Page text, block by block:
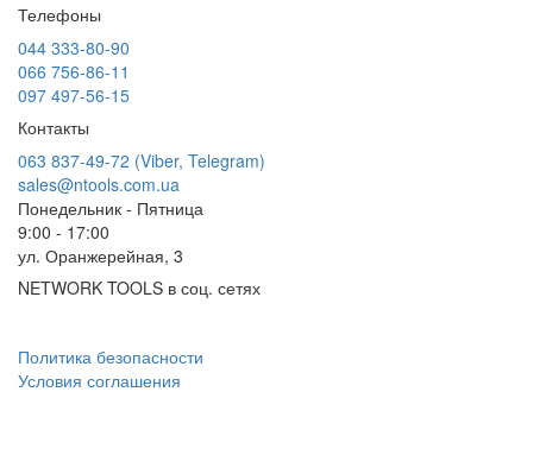
Телефоны
044 333-80-90
066 756-86-11
097 497-56-15
Контакты
063 837-49-72 (Viber, Telegram)
sales@ntools.com.ua
Понедельник - Пятница
9:00 - 17:00
ул. Оранжерейная, 3
NETWORK TOOLS в соц. сетях
Политика безопасности
Условия соглашения